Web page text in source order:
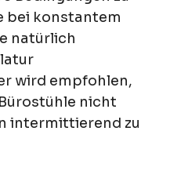
bei konstantem
natürlich
wird empfohlen,
nicht
intermittierend zu